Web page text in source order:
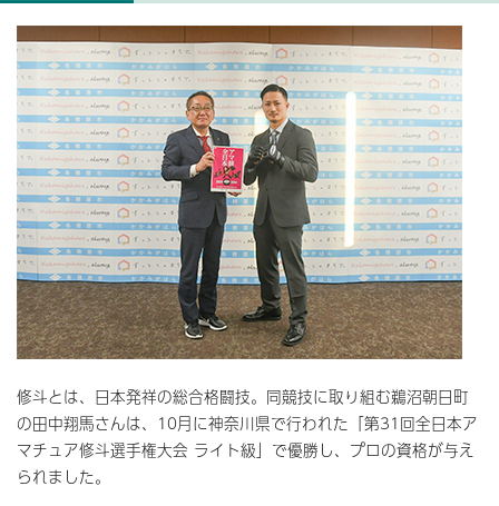
修斗とは、日本発祥の総合格闘技。同競技に取り組む鵜沼朝日町
の田中翔馬さんは、10月に神奈川県で行われた「第31回全日本ア
マチュア修斗選手権大会 ライト級」で優勝し、プロの資格が与え
られました。